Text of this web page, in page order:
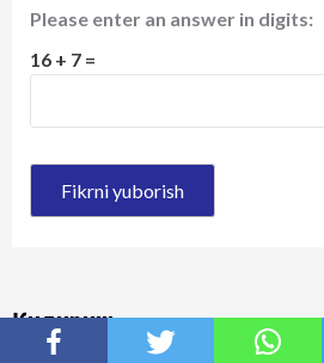
Please enter an answer in digits:
16 + 7 =
Қидириш